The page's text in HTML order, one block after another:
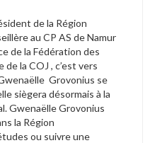
de la Région
au CP AS de Namur
de la Fédération des
la COJ , c’est vers
Grovonius se
siègera désormais à la
Gwenaëlle Grovonius
la Région
ou suivre une